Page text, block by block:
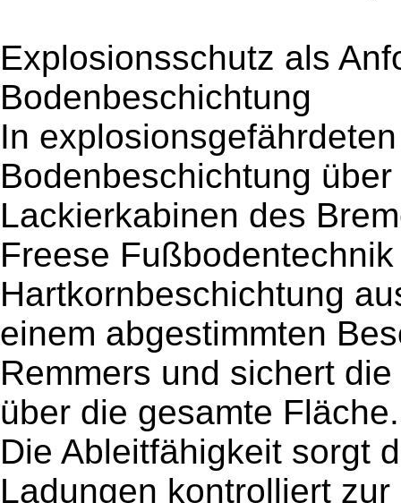
Explosionsschutz als
Bodenbeschichtung
In
Bodenbeschichtung
Lackierkabinen des
Freese
Hartkornbeschichtung
einem abgestimmten
Remmers und sichert
über die gesamte Fläche.
Die Ableitfähigkeit sorgt
Ladungen kontrolliert